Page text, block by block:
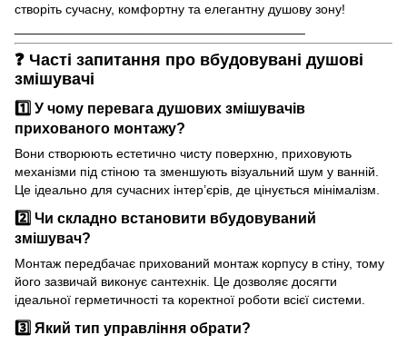
створіть сучасну, комфортну та елегантну душову зону!
❓ Часті запитання про вбудовувані душові
змішувачі
1️⃣ У чому перевага душових змішувачів
прихованого монтажу?
Вони створюють естетично чисту поверхню, приховують
механізми під стіною та зменшують візуальний шум у ванній.
Це ідеально для сучасних інтер’єрів, де цінується мінімалізм.
2️⃣ Чи складно встановити вбудовуваний
змішувач?
Монтаж передбачає прихований монтаж корпусу в стіну, тому
його зазвичай виконує сантехнік. Це дозволяє досягти
ідеальної герметичності та коректної роботи всієї системи.
3️⃣ Який тип управління обрати?